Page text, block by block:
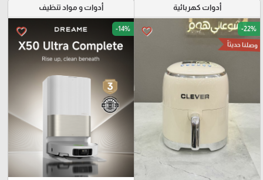
أدوات كهربائية
favorite_border -22%
وصلنا حديثاً
أدوات و مواد تنظيف
favorite_border -14%